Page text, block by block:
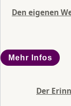
Den eigenen
Mehr Infos
Der